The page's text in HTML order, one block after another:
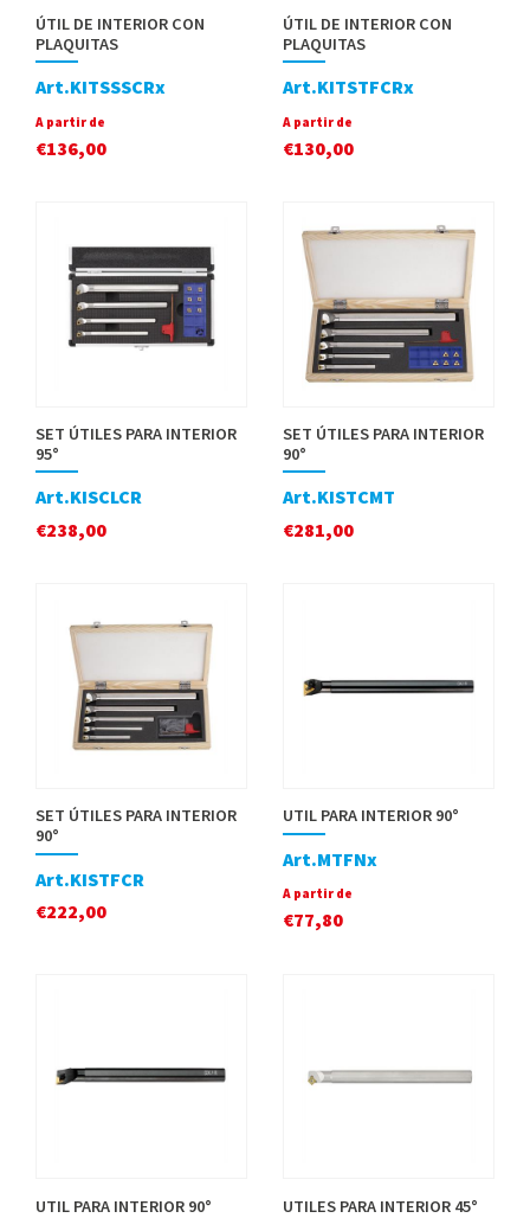
ÚTIL DE INTERIOR CON
PLAQUITAS
Art.KITSSSCRx
A partir de
€136,00
ÚTIL DE INTERIOR CON
PLAQUITAS
Art.KITSTFCRx
A partir de
€130,00
SET ÚTILES PARA INTERIOR
95°
Art.KISCLCR
€238,00
SET ÚTILES PARA INTERIOR
90°
Art.KISTCMT
€281,00
SET ÚTILES PARA INTERIOR
90°
Art.KISTFCR
€222,00
UTIL PARA INTERIOR 90°
Art.MTFNx
A partir de
€77,80
UTIL PARA INTERIOR 90° UTILES PARA INTERIOR 45°